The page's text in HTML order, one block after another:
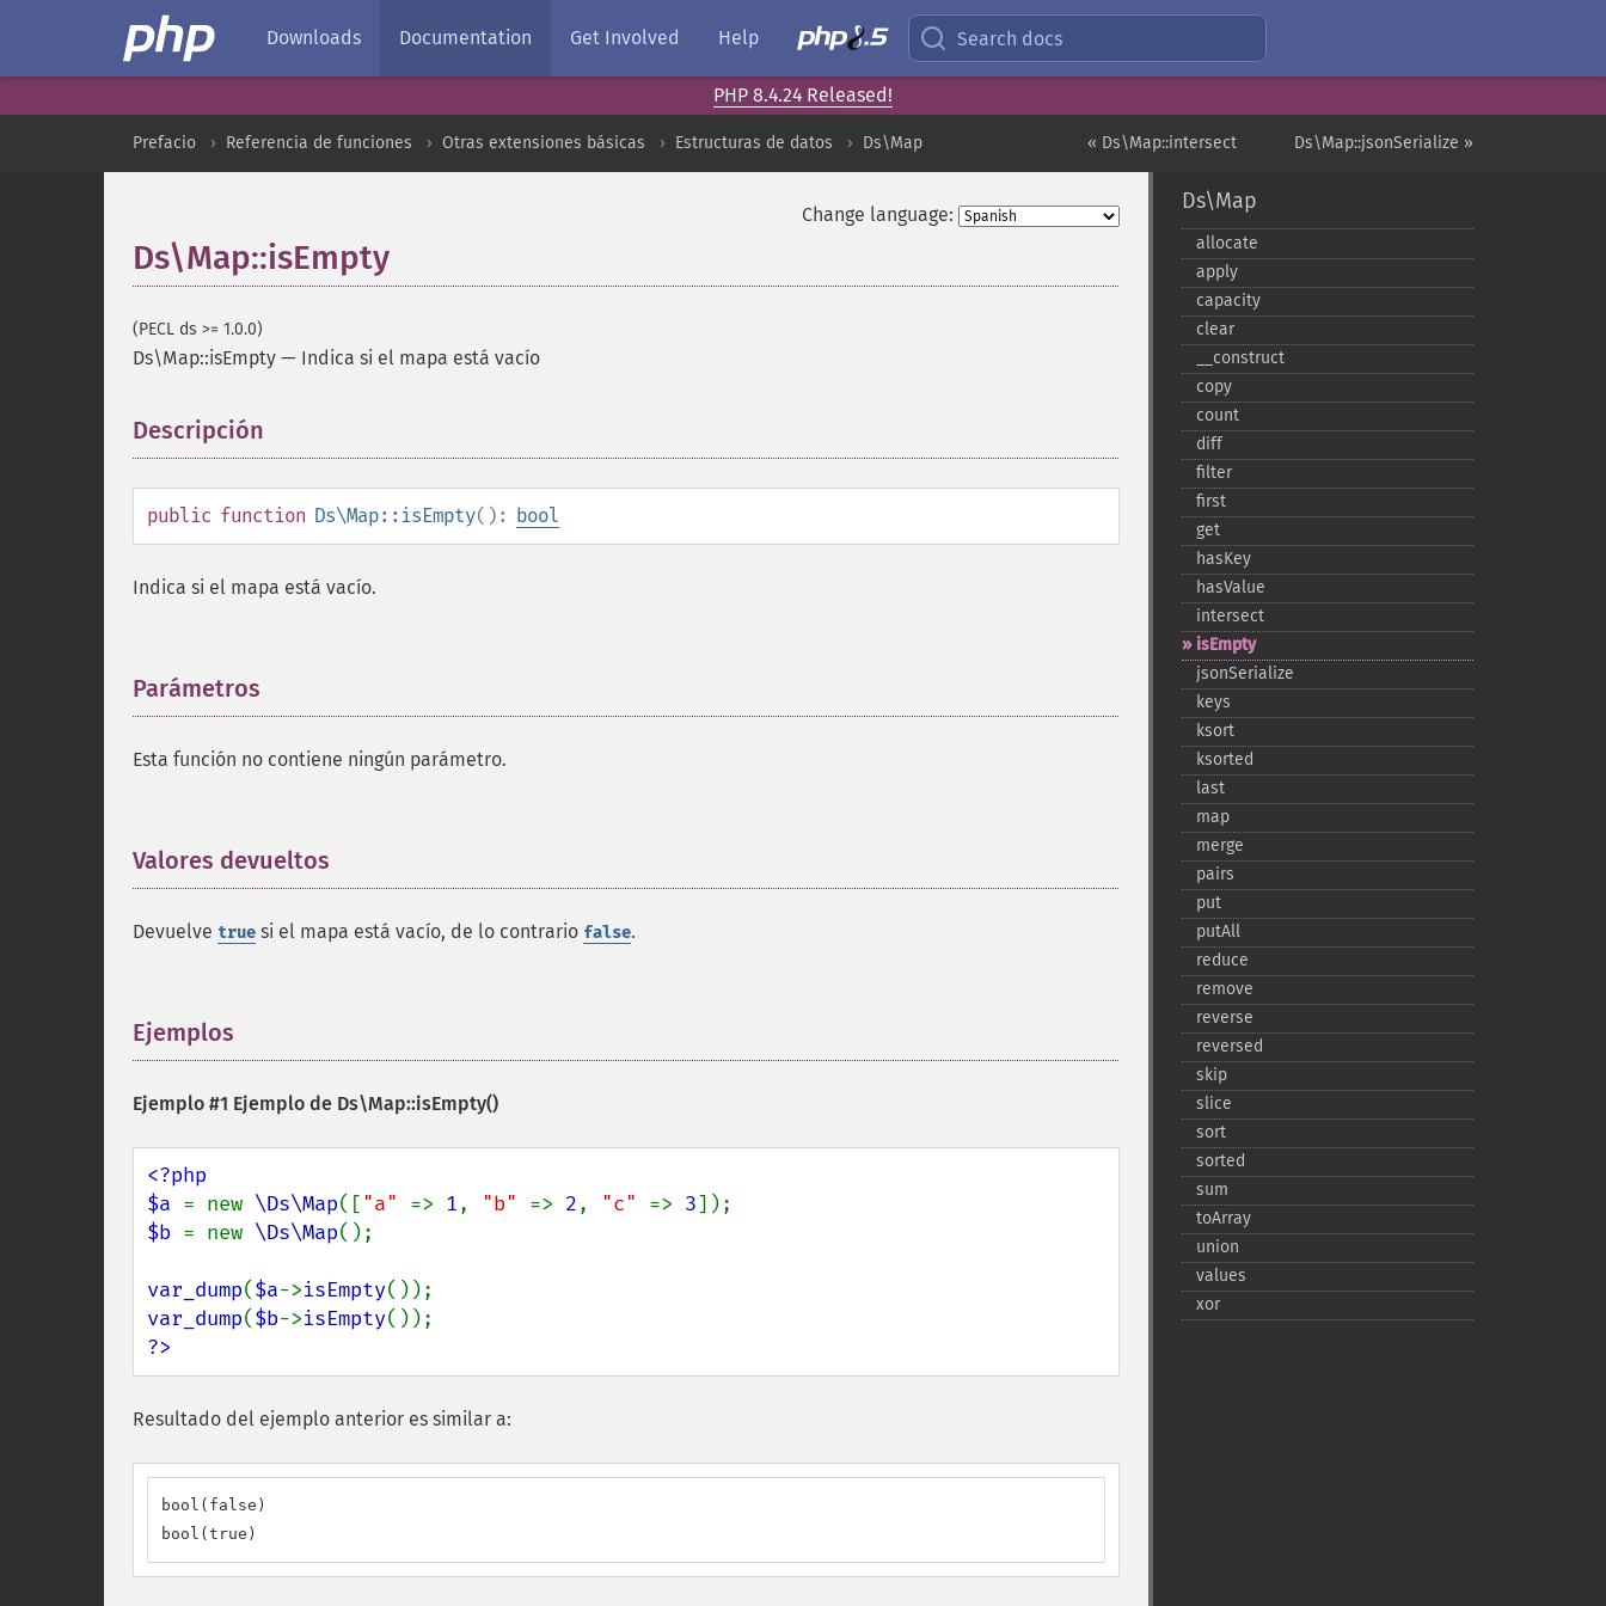
Downloads Documentation Get Involved Help Search docs
PHP 8.4.24 Released!
Ds\Map::jsonSerialize »
« Ds\Map::intersect
Prefacio Referencia de funciones Otras extensiones básicas Estructuras de datos Ds\Map
Change language:
Ds\Map::isEmpty
(PECL ds >= 1.0.0)
Ds\Map::isEmpty — Indica si el mapa está vacío
Descripción
public function Ds\Map::isEmpty(): bool
Indica si el mapa está vacío.
Parámetros
Esta función no contiene ningún parámetro.
Valores devueltos
Devuelve true si el mapa está vacío, de lo contrario false.
Ejemplos
Ejemplo #1 Ejemplo de Ds\Map::isEmpty()
<?php
$a = new \Ds\Map(["a" => 1, "b" => 2, "c" => 3
$b = new \Ds\Map();
var_dump($a->isEmpty
var_dump($b->isEmpty
?>
Resultado del ejemplo anterior es similar a:
bool(false)
bool(true)
Ds\Map
allocate
apply
capacity
clear
_​_​construct
copy
count
diff
filter
first
get
hasKey
hasValue
intersect
isEmpty
jsonSerialize
keys
ksort
ksorted
last
map
merge
pairs
put
putAll
reduce
remove
reverse
reversed
skip
slice
sort
sorted
sum
toArray
union
values
xor